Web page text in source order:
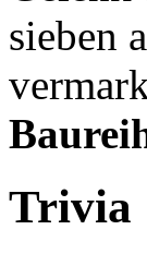
sieben
Trivia